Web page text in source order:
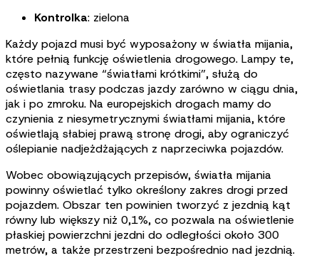
Kontrolka: zielona
Każdy pojazd musi być wyposażony w światła mijania,
które pełnią funkcję oświetlenia drogowego. Lampy te,
często nazywane “światłami krótkimi”, służą do
oświetlania trasy podczas jazdy zarówno w ciągu dnia,
jak i po zmroku. Na europejskich drogach mamy do
czynienia z niesymetrycznymi światłami mijania, które
oświetlają słabiej prawą stronę drogi, aby ograniczyć
oślepianie nadjeżdżających z naprzeciwka pojazdów.
Wobec obowiązujących przepisów, światła mijania
powinny oświetlać tylko określony zakres drogi przed
pojazdem. Obszar ten powinien tworzyć z jezdnią kąt
równy lub większy niż 0,1%, co pozwala na oświetlenie
płaskiej powierzchni jezdni do odległości około 300
metrów, a także przestrzeni bezpośrednio nad jezdnią.